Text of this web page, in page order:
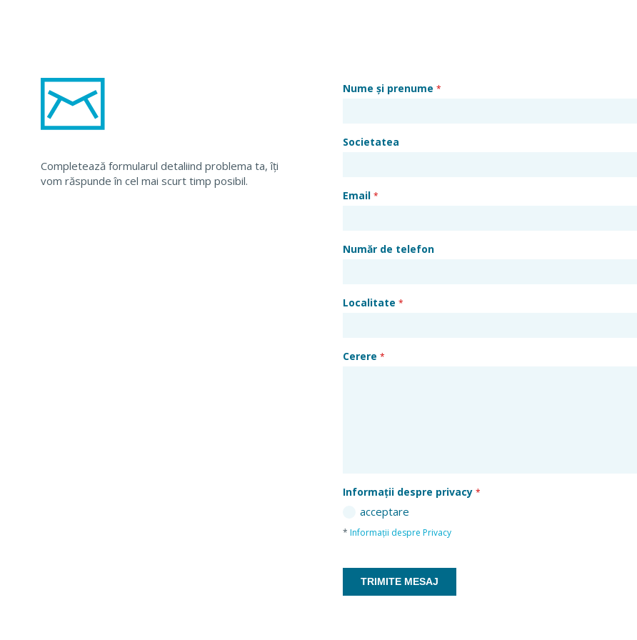
Completează formularul detaliind problema ta, îți
vom răspunde în cel mai scurt timp posibil.
Nume și prenume*
Societatea
Email*
Număr de telefon
Localitate*
Cerere*
Informații despre privacy*
acceptare
*Informații despre Privacy
TRIMITE MESAJ